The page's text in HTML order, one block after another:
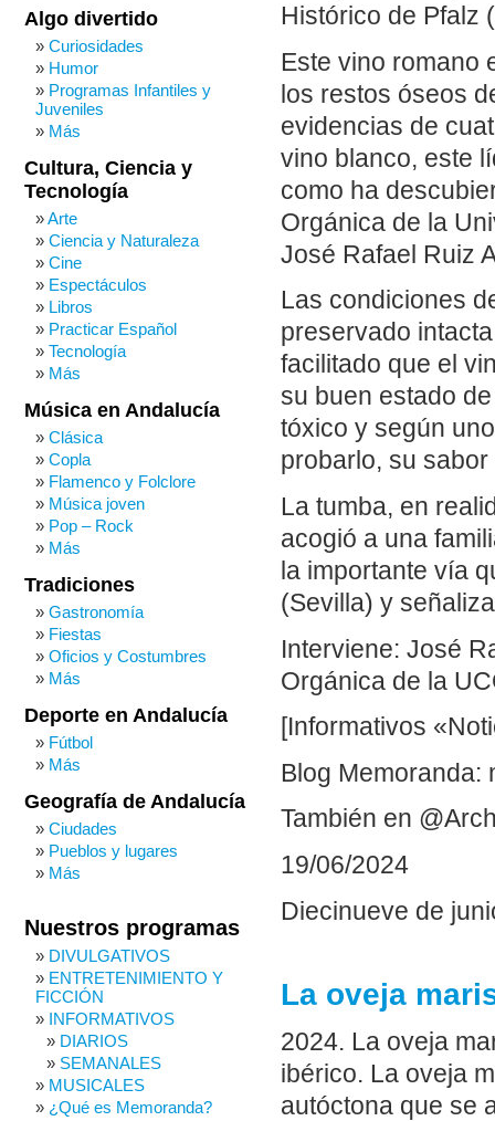
Histórico de Pfalz
Este vino romano
los restos óseos
evidencias de
vino blanco, este
como ha
Orgánica de la
José Rafael Ruiz
Las condiciones
preservado
facilitado que el
su buen estado
tóxico y según
probarlo, su
La tumba, en
acogió a una
la importante vía
(Sevilla) y
Interviene: José
Orgánica de la
[Informativos
Blog Memoranda:
También en
19/06/2024
Diecinueve de
La oveja
2024. La oveja
ibérico. La oveja
autóctona que se
Algo divertido
Curiosidades
Humor
Programas Infantiles y
Juveniles
Más
Cultura, Ciencia y
Tecnología
Arte
Ciencia y Naturaleza
Cine
Espectáculos
Libros
Practicar Español
Tecnología
Más
Música en Andalucía
Clásica
Copla
Flamenco y Folclore
Música joven
Pop – Rock
Más
Tradiciones
Gastronomía
Fiestas
Oficios y Costumbres
Más
Deporte en Andalucía
Fútbol
Más
Geografía de Andalucía
Ciudades
Pueblos y lugares
Más
Nuestros programas
DIVULGATIVOS
ENTRETENIMIENTO Y
FICCIÓN
INFORMATIVOS
DIARIOS
SEMANALES
MUSICALES
¿Qué es Memoranda?